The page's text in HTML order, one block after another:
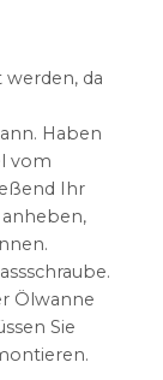
da
Haben
vom
Ihr
Ölwanne
Sie